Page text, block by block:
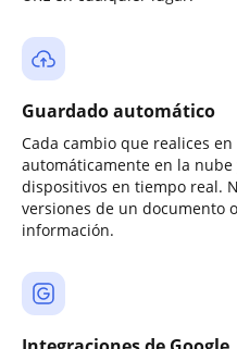
Guardado automático
Cada cambio que realices
automáticamente en la
dispositivos en tiempo real.
versiones de un documento
información.